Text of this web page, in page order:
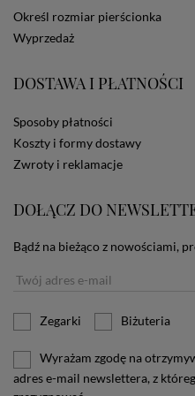
dotyczących cookies
użytkownika. Jeżeli
ustawienia swojej
Określ rozmiar pierścionka
Wyprzedaż
DOSTAWA I PŁATNOŚCI
Sposoby płatności
Koszty i formy dostawy
Zwroty i reklamacje
DOŁĄCZ DO
Bądź na bieżąco z nowościami,
Zegarki Biżuteria
Wyrażam zgodę na
adres e-mail newslettera, z